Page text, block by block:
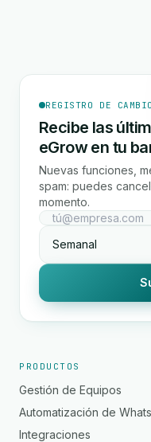
REGISTRO DE
Recibe las
eGrow en tu
Nuevas funciones,
spam: puedes
momento.
PRODUCTOS
Gestión de Equipos
Automatización de
Integraciones